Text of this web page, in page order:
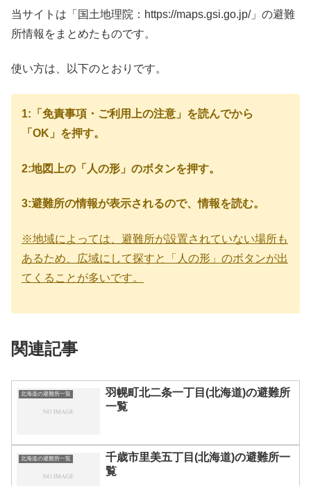
当サイトは「国土地理院：https://maps.gsi.go.jp/」の避難
所情報をまとめたものです。
使い方は、以下のとおりです。
1:「免責事項・ご利用上の注意」を読んでから
「OK」を押す。
2:地図上の「人の形」のボタンを押す。
3:避難所の情報が表示されるので、情報を読む。
※地域によっては、避難所が設置されていない場所も
あるため、広域にして探すと「人の形」のボタンが出
てくることが多いです。
関連記事
北海道の避難所一覧
羽幌町北二条一丁目(北海道)の避難所
一覧
北海道の避難所一覧
千歳市里美五丁目(北海道)の避難所一
覧